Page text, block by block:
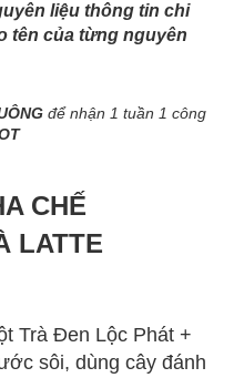
liệu thông tin chi
tên của từng nguyên
để nhận 1 tuần 1 công
CHẾ
LATTE
Trà Đen Lộc Phát +
sôi, dùng cây đánh